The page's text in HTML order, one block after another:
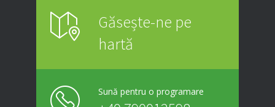
Găsește-ne pe
hartă
Sună pentru o programare